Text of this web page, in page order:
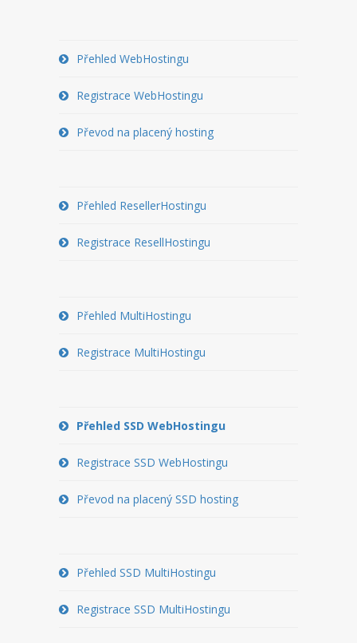
REGISTRACE RESELLHOSTINGU
PŘEHLED MULTIHOSTINGU
REGISTRACE MULTIHOSTINGU
REGISTRACE SSD WEBHOSTINGU
PŘEVOD NA PLACENÝ SSD
SERVERY
REGISTRACE VPS
PŘEHLED VIRTUALBOXU
REGISTRACE VIRTUALBOXU
REGISTRACE BLADESERVERU
PŘEHLED MICROSERVERU
Přehled WebHostingu
Registrace WebHostingu
Převod na placený hosting
Přehled ResellerHostingu
Registrace ResellHostingu
Přehled MultiHostingu
Registrace MultiHostingu
Přehled SSD WebHostingu
Registrace SSD WebHostingu
Převod na placený SSD hosting
Přehled SSD MultiHostingu
Registrace SSD MultiHostingu